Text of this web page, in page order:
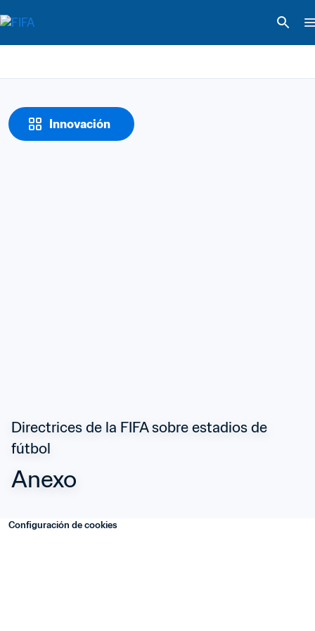
Innovación
Directrices de la FIFA sobre estadios de
fútbol
Anexo
Configuración de cookies